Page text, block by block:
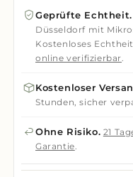
Geprüfte Echtheit.
Düsseldorf mit
Kostenloses
online verifizierbar
Kostenloser
Stunden, sicher
Ohne Risiko. 21
Garantie